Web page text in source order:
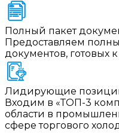
Полный пакет
Предоставляем
документов, готовых
Лидирующие
Входим в «ТОП-3
области в
сфере торгового